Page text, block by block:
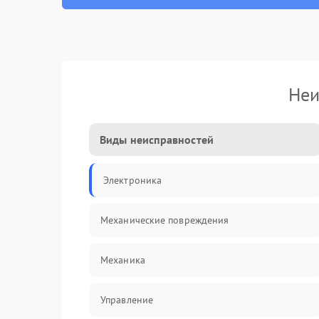
Виды неисправностей
Электроника
Механические повреждения
Механика
Управление